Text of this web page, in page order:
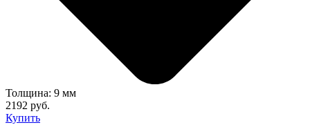
Толщина: 9 мм
2192 руб.
Купить